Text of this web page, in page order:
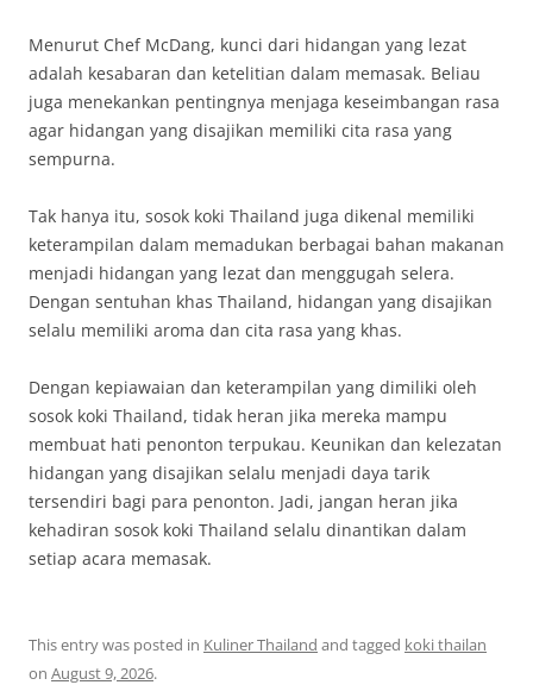
Menurut Chef McDang, kunci dari hidangan yang lezat
adalah kesabaran dan ketelitian dalam memasak. Beliau
juga menekankan pentingnya menjaga keseimbangan rasa
agar hidangan yang disajikan memiliki cita rasa yang
sempurna.
Tak hanya itu, sosok koki Thailand juga dikenal memiliki
keterampilan dalam memadukan berbagai bahan makanan
menjadi hidangan yang lezat dan menggugah selera.
Dengan sentuhan khas Thailand, hidangan yang disajikan
selalu memiliki aroma dan cita rasa yang khas.
Dengan kepiawaian dan keterampilan yang dimiliki oleh
sosok koki Thailand, tidak heran jika mereka mampu
membuat hati penonton terpukau. Keunikan dan kelezatan
hidangan yang disajikan selalu menjadi daya tarik
tersendiri bagi para penonton. Jadi, jangan heran jika
kehadiran sosok koki Thailand selalu dinantikan dalam
setiap acara memasak.
This entry was posted in Kuliner Thailand and tagged koki thailan
on August 9, 2026.